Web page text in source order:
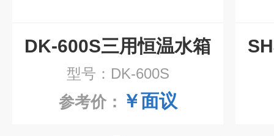
DK-600S三用恒温水箱
型号：DK-600S
参考价： ￥面议